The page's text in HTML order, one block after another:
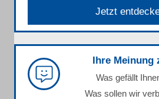
Jetzt
Ihre Meinung
Was gefällt
Was sollen wir